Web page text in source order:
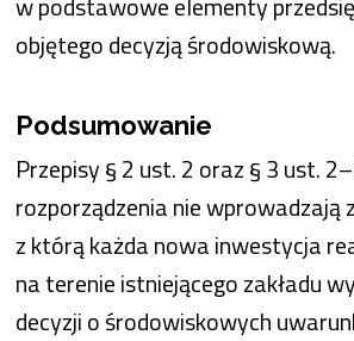
objętego decyzją środowiskową.
Podsumowanie
Przepisy § 2 ust. 2 oraz § 3 ust.
rozporządzenia nie wprowadzają
z którą każda nowa inwestycja
na terenie istniejącego zakładu
decyzji o środowiskowych